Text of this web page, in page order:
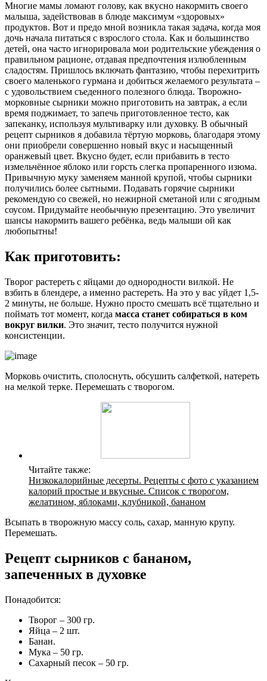
Многие мамы ломают голову, как вкусно накормить своего
малыша, задействовав в блюде максимум «здоровых»
продуктов. Вот и предо мной возникла такая задача, когда моя
дочь начала питаться с взрослого стола. Как и большинство
детей, она часто игнорировала мои родительские убеждения о
правильном рационе, отдавая предпочтения излюбленным
сладостям. Пришлось включать фантазию, чтобы перехитрить
своего маленького гурмана и добиться желаемого результата –
с удовольствием съеденного полезного блюда. Творожно-
морковные сырники можно приготовить на завтрак, а если
время поджимает, то запечь приготовленное тесто, как
запеканку, используя мультиварку или духовку. В обычный
рецепт сырников я добавила тёртую морковь, благодаря этому
они приобрели совершенно новый вкус и насыщенный
оранжевый цвет. Вкусно будет, если прибавить в тесто
измельчённое яблоко или горсть слегка пропаренного изюма.
Привычную муку заменяем манной крупой, чтобы сырники
получились более сытными. Подавать горячие сырники
рекомендую со свежей, но нежирной сметаной или с ягодным
соусом. Придумайте необычную презентацию. Это увеличит
шансы накормить вашего ребёнка, ведь малыши ой как
любопытны!
Как приготовить:
Творог растереть с яйцами до однородности вилкой. Не
взбить в блендере, а именно растереть. На это у вас уйдет 1,5-
2 минуты, не больше. Нужно просто смешать всё тщательно и
поймать тот момент, когда масса станет собираться в ком
вокруг вилки. Это значит, тесто получится нужной
консистенции.
Морковь очистить, сполоснуть, обсушить салфеткой, натереть
на мелкой терке. Перемешать с творогом.
Читайте также:
Низкокалорийные десерты. Рецепты с фото с указанием
калорий простые и вкусные. Список с творогом,
желатином, яблоками, клубникой, бананом
Всыпать в творожную массу соль, сахар, манную крупу.
Перемешать.
Рецепт сырников с бананом,
запеченных в духовке
Понадобится:
Творог – 300 гр.
Яйца – 2 шт.
Банан.
Мука – 50 гр.
Сахарный песок – 50 гр.